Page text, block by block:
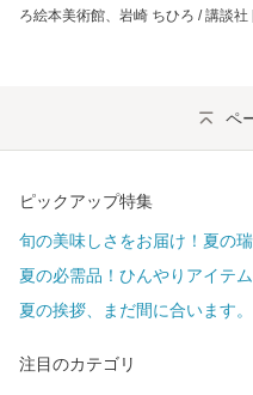
ろ絵本美術館、岩崎 ちひろ / 講談社
ペ
ピックアップ特集
旬の美味しさをお届け！夏の
夏の必需品！ひんやりアイテム
夏の挨拶、まだ間に合います。
注目のカテゴリ